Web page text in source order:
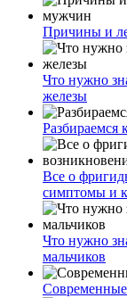
Причины и
Что нужно
железы
Разбираемся
Все о
симптомы и
Что нужно
мальчиков